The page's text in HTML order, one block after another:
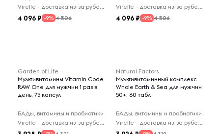
Virelle - доставка из-за рубежа
4 096 -9% 4 506
Virelle - доставка из-за рубежа
4 096 -9% 4 506
Garden of Life
Мультивитамины Vitamin Code
RAW One для мужчин 1 раз в
день, 75 капсул
БАДы, витамины и пробиотики
Virelle - доставка из-за рубежа
Natural Factors
Мультивитаминный комплекс
Whole Earth & Sea для мужчин
50+, 60 табл
БАДы, витамины и пробиотики
Virelle - доставка из-за рубежа